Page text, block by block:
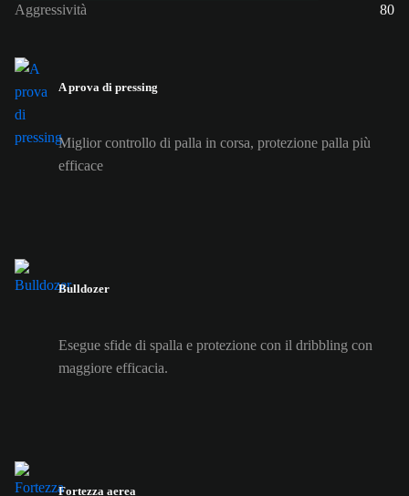
Aggressività
80
A prova di pressing
Miglior controllo di palla in corsa, protezione palla più
efficace
Bulldozer
Esegue sfide di spalla e protezione con il dribbling con
maggiore efficacia.
Fortezza aerea